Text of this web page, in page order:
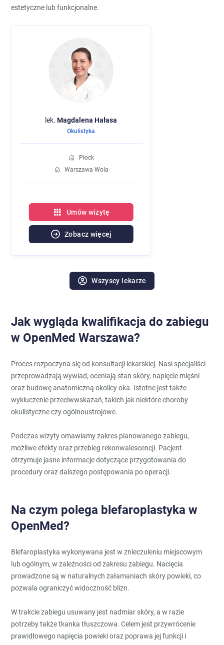
estetyczne lub funkcjonalne.
lek. Magdalena Hałasa
Okulistyka
Płock
Warszawa Wola
Umów wizytę
Zobacz więcej
Wszyscy lekarze
Jak wygląda kwalifikacja do zabiegu
w OpenMed Warszawa?
Proces rozpoczyna się od konsultacji lekarskiej. Nasi specjaliści
przeprowadzają wywiad, oceniają stan skóry, napięcie mięśni
oraz budowę anatomiczną okolicy oka. Istotne jest także
wykluczenie przeciwwskazań, takich jak niektóre choroby
okulistyczne czy ogólnoustrojowe.
Podczas wizyty omawiamy zakres planowanego zabiegu,
możliwe efekty oraz przebieg rekonwalescencji. Pacjent
otrzymuje jasne informacje dotyczące przygotowania do
procedury oraz dalszego postępowania po operacji.
Na czym polega blefaroplastyka w
OpenMed?
Blefaroplastyka wykonywana jest w znieczuleniu miejscowym
lub ogólnym, w zależności od zakresu zabiegu. Nacięcia
prowadzone są w naturalnych załamaniach skóry powieki, co
pozwala ograniczyć widoczność blizn.
W trakcie zabiegu usuwany jest nadmiar skóry, a w razie
potrzeby także tkanka tłuszczowa. Celem jest przywrócenie
prawidłowego napięcia powieki oraz poprawa jej funkcji i